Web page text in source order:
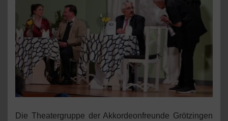
Die Theatergruppe der Akkordeonfreunde Grötzingen